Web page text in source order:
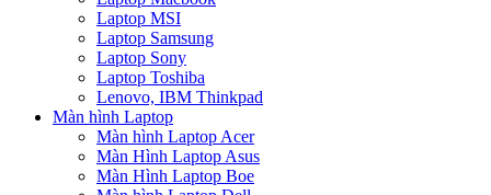
Laptop MSI
Laptop Samsung
Laptop Sony
Laptop Toshiba
Lenovo, IBM Thinkpad
Màn hình Laptop
Màn hình Laptop Acer
Màn Hình Laptop Asus
Màn Hình Laptop Boe